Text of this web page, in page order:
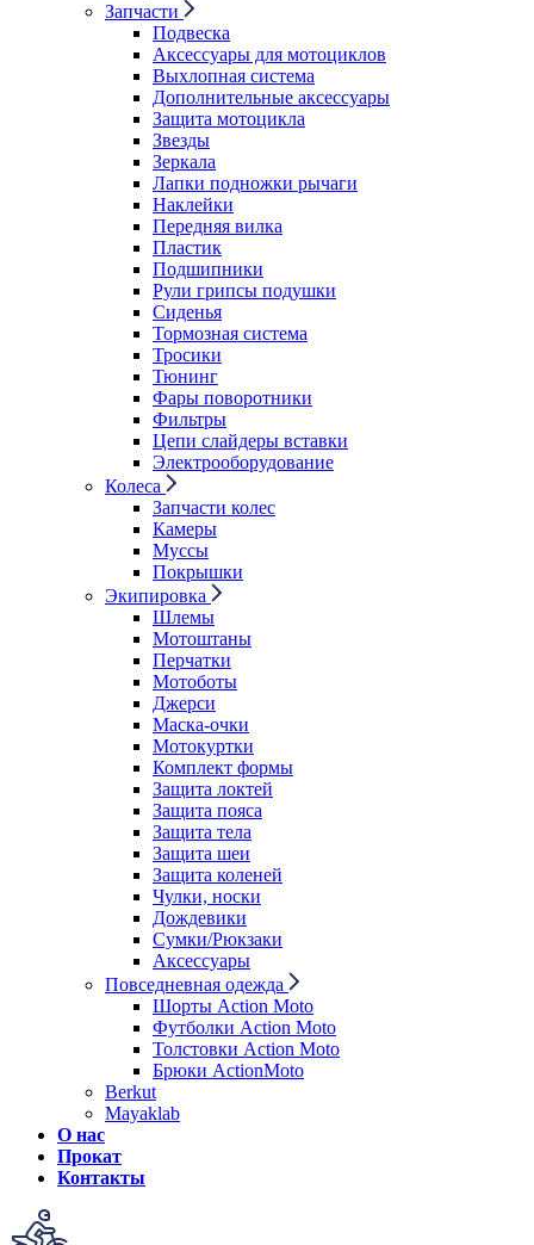
Запчасти
Подвеска
Аксессуары для мотоциклов
Выхлопная система
Дополнительные аксессуары
Защита мотоцикла
Звезды
Зеркала
Лапки подножки рычаги
Наклейки
Передняя вилка
Пластик
Подшипники
Рули грипсы подушки
Сиденья
Тормозная система
Тросики
Тюнинг
Фары поворотники
Фильтры
Цепи слайдеры вставки
Электрооборудование
Колеса
Запчасти колес
Камеры
Муссы
Покрышки
Экипировка
Шлемы
Мотоштаны
Перчатки
Мотоботы
Джерси
Маска-очки
Мотокуртки
Комплект формы
Защита локтей
Защита пояса
Защита тела
Защита шеи
Защита коленей
Чулки, носки
Дождевики
Сумки/Рюкзаки
Аксессуары
Повседневная одежда
Шорты Action Moto
Футболки Action Moto
Толстовки Action Moto
Брюки ActionMoto
Berkut
Mayaklab
О нас
Прокат
Контакты